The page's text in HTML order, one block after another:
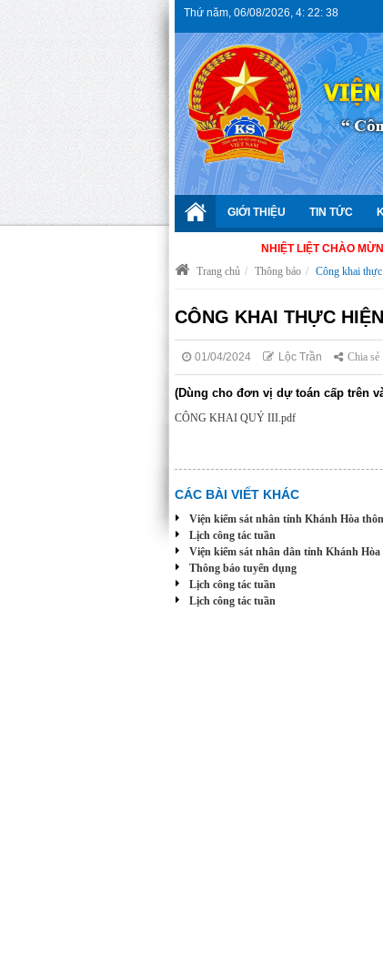
Thứ năm, 06/08/2026, 4: 22: 39
GIỚI THIỆU TIN TỨC
NHIỆT LIỆT CHÀO MỪNG 66
Trang chủ
Thông báo Công khai
CÔNG KHAI THỰC
01/04/2024 Lộc Trần Chia sẻ
(Dùng cho đơn vị dự toán cấp trên
CÔNG KHAI QUÝ III.pdf
CÁC BÀI VIẾT KHÁC
Viện kiểm sát nhân tỉnh Khánh Hòa
Lịch công tác tuần
Viện kiểm sát nhân dân tỉnh Khánh
Thông báo tuyển dụng
Lịch công tác tuần
Lịch công tác tuần